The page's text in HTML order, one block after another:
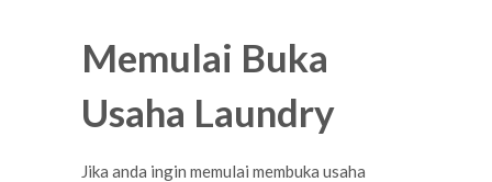
Memulai Buka
Usaha Laundry
Jika anda ingin memulai membuka usaha